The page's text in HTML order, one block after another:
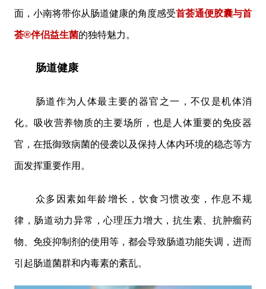
面，小南将带你从肠道健康的角度感受首荟通便胶囊与首
荟®伴侣益生菌的独特魅力。
肠道健康
肠道作为人体最主要的器官之一，不仅是机体消
化。吸收营养物质的主要场所，也是人体重要的免疫器
官，在抵御致病菌的侵袭以及保持人体内环境的稳态等方
面发挥重要作用。
众多因素如年龄增长，饮食习惯改变，作息不规
律，肠道动力异常，心理压力增大，抗生素、抗肿瘤药
物、免疫抑制剂的使用等，都会导致肠道功能失调，进而
引起肠道菌群和内毒素的紊乱。